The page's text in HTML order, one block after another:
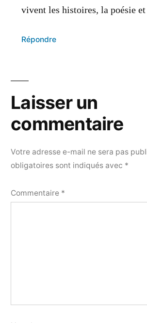
vivent les histoires, la poésie
Répondre
Votre adresse e-mail ne sera pas
obligatoires sont indiqués avec *
Commentaire *
Laisser un
commentaire